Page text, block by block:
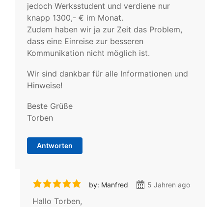
jedoch Werksstudent und verdiene nur
knapp 1300,- € im Monat.
Zudem haben wir ja zur Zeit das Problem,
dass eine Einreise zur besseren
Kommunikation nicht möglich ist.
Wir sind dankbar für alle Informationen und
Hinweise!
Beste Grüße
Torben
Antworten
by: Manfred 5 Jahren ago
Hallo Torben,